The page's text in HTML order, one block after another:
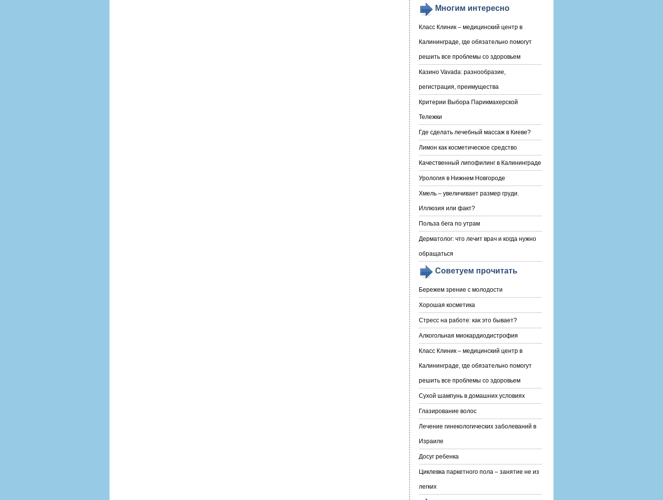
Многим интересно
Класс Клиник – медицинский центр в
Калининграде, где обязательно помогут
решить все проблемы со здоровьем
Казино Vavada: разнообразие,
регистрация, преимущества
Критерии Выбора Парикмахерской
Тележки
Где сделать лечебный массаж в Киеве?
Лимон как косметическое средство
Качественный липофилинг в Калининграде
Урология в Нижнем Новгороде
Хмель – увеличивает размер груди.
Иллюзия или факт?
Польза бега по утрам
Дерматолог: что лечит врач и когда нужно
обращаться
Советуем прочитать
Бережем зрение с молодости
Хорошая косметика
Стресс на работе: как это бывает?
Алкогольная миокардиодистрофия
Класс Клиник – медицинский центр в
Калининграде, где обязательно помогут
решить все проблемы со здоровьем
Сухой шампунь в домашних условиях
Глазирование волос
Лечение гинекологических заболеваний в
Израиле
Досуг ребенка
Циклевка паркетного пола – занятие не из
легких